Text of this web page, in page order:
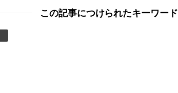
この記事につけられたキーワード